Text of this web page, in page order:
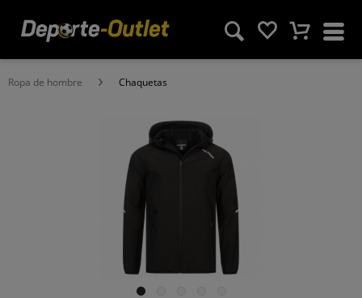
Ropa de hombre Chaquetas